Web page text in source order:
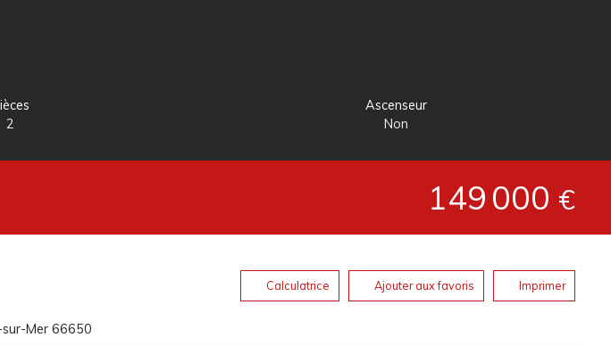
2
Ascenseur
Non
149 000 €
Calculatrice Ajouter aux favoris Imprimer
Mer 66650